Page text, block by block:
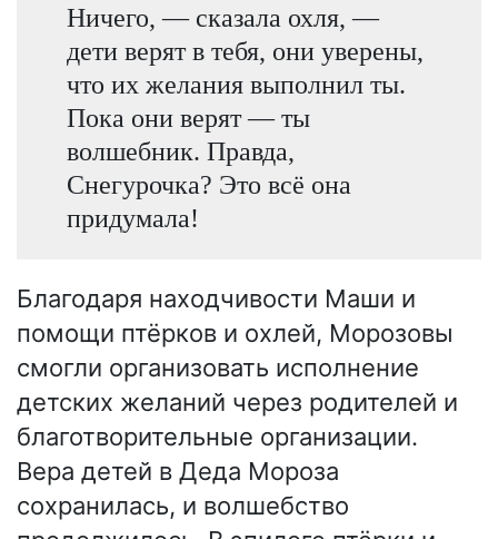
Ничего, — сказала охля, —
дети верят в тебя, они уверены,
что их желания выполнил ты.
Пока они верят — ты
волшебник. Правда,
Снегурочка? Это всё она
придумала!
Благодаря находчивости Маши и
помощи птёрков и охлей, Морозовы
смогли организовать исполнение
детских желаний через родителей и
благотворительные организации.
Вера детей в Деда Мороза
сохранилась, и волшебство